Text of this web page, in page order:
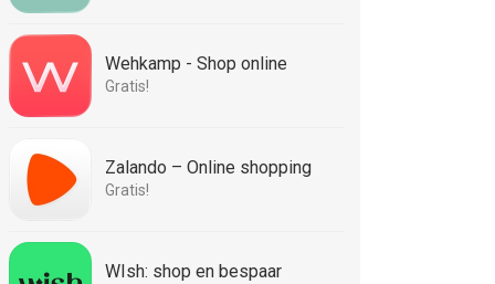
Wehkamp - Shop online
Gratis!
Zalando – Online shopping
Gratis!
WIsh: shop en bespaar